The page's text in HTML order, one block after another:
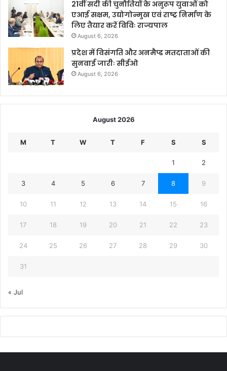
21वीं सदी की चुनौतियों के अनुरूप युवाओं को
एआई सक्षम, उद्योगोन्मुख एवं राष्ट्र निर्माण के
लिए तैयार करें विविः राज्यपाल
August 6, 2026
प्रदेश में विसंगति और अनमैप्ड मतदाताओं की
सुनवाई जारीः सीईओ
August 6, 2026
August 2026
M T W T F S S
1 2
3 4 5 6 7 8 9
10 11 12 13 14 15 16
17 18 19 20 21 22 23
24 25 26 27 28 29 30
31
« Jul